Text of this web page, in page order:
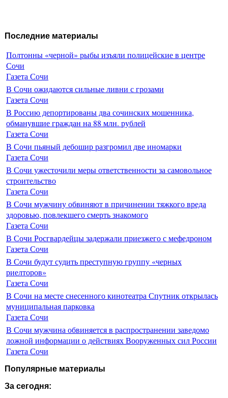
Последние материалы
Полтонны «черной» рыбы изъяли полицейские в центре
Сочи
Газета Сочи
В Сочи ожидаются сильные ливни с грозами
Газета Сочи
В Россию депортированы два сочинских мошенника,
обманувшие граждан на 88 млн. рублей
Газета Сочи
В Сочи пьяный дебошир разгромил две иномарки
Газета Сочи
В Сочи ужесточили меры ответственности за самовольное
строительство
Газета Сочи
В Сочи мужчину обвиняют в причинении тяжкого вреда
здоровью, повлекшего смерть знакомого
Газета Сочи
В Сочи Росгвардейцы задержали приезжего с мефедроном
Газета Сочи
В Сочи будут судить преступную группу «черных
риелторов»
Газета Сочи
В Сочи на месте снесенного кинотеатра Спутник открылась
муниципальная парковка
Газета Сочи
В Сочи мужчина обвиняется в распространении заведомо
ложной информации о действиях Вооруженных сил России
Газета Сочи
Популярные материалы
За сегодня: